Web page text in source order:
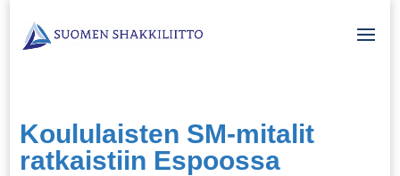
Koululaisten SM-mitalit
ratkaistiin Espoossa